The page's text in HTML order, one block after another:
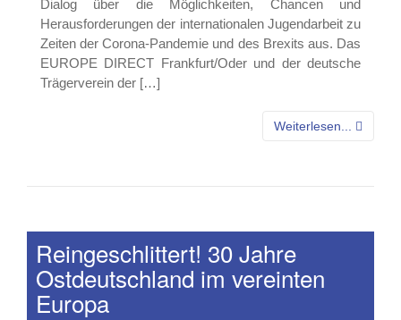
Dialog über die Möglichkeiten, Chancen und
Herausforderungen der internationalen Jugendarbeit zu
Zeiten der Corona-Pandemie und des Brexits aus. Das
EUROPE DIRECT Frankfurt/Oder und der deutsche
Trägerverein der […]
Weiterlesen...
Reingeschlittert! 30 Jahre
Ostdeutschland im vereinten
Europa